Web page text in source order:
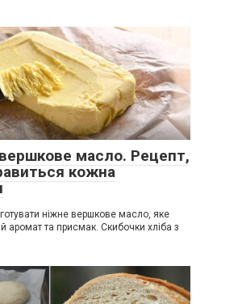
масло. Рецепт,
кожна
ніжне вершкове масло, яке
аромат та присмак. Скибочки хліба з